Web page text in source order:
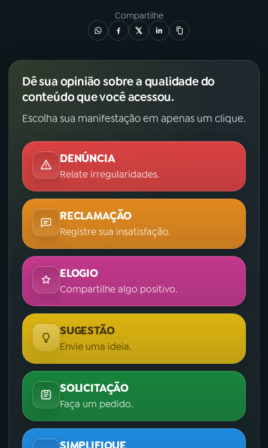
Compartilhe
Dê sua opinião sobre a qualidade do
conteúdo que você acessou.
Escolha sua manifestação em apenas um clique.
DENÚNCIA
Relate irregularidades.
RECLAMAÇÃO
Registre sua insatisfação.
ELOGIO
Compartilhe algo positivo.
SUGESTÃO
Envie uma ideia.
SOLICITAÇÃO
Faça um pedido.